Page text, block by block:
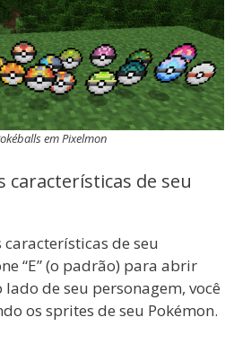
em Pixelmon
características de seu
de seu
“E” (o padrão) para abrir
de seu personagem, você
os sprites de seu Pokémon.